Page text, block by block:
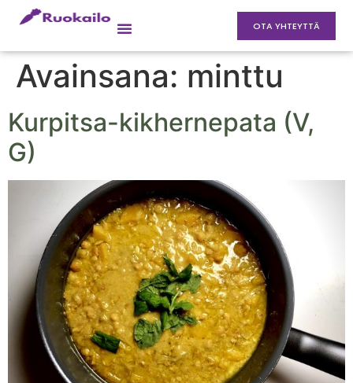
OTA YHTEYTTÄ
Avainsana: minttu
Kurpitsa-kikhernepata (V,
G)